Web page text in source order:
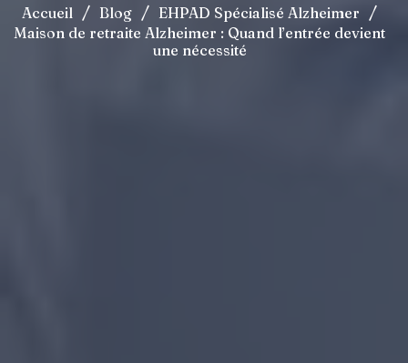
Accueil / Blog / EHPAD Spécialisé Alzheimer /
Maison de retraite Alzheimer : Quand l’entrée devient
une nécessité